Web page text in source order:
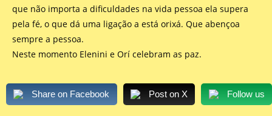
que não importa a dificuldades na vida pessoa ela supera
pela fé, o que dá uma ligação a está orixá. Que abençoa
sempre a pessoa.
Neste momento Elenini e Orí celebram as paz.
Share on Facebook Post on X Follow us